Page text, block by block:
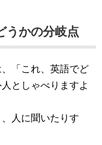
うかの分岐点
「これ、英語でど
としゃべりますよ
人に聞いたりす